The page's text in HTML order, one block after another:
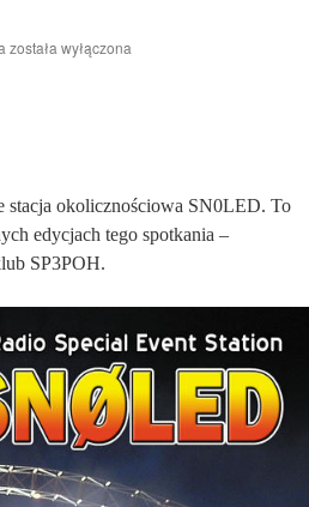
Dyżur
została wyłączona
stacja okolicznościowa SN0LED. To
edycjach tego spotkania –
SP3POH.